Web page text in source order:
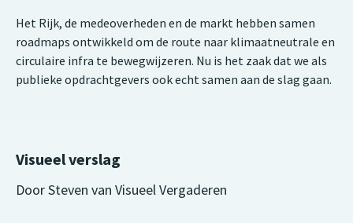
Het Rijk, de medeoverheden en de markt hebben samen
roadmaps ontwikkeld om de route naar klimaatneutrale en
circulaire infra te bewegwijzeren. Nu is het zaak dat we als
publieke opdrachtgevers ook echt samen aan de slag gaan.
Visueel verslag
Door Steven van Visueel Vergaderen